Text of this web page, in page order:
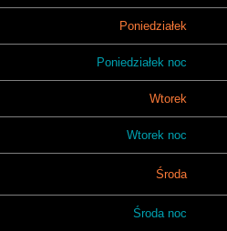
Poniedziałek
Poniedziałek noc
Wtorek
Wtorek noc
Środa
Środa noc